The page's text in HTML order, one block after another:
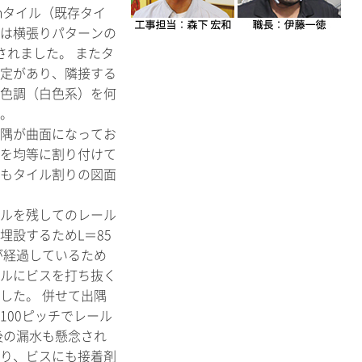
イル（既存タイ
横張りパターンの
れました。 またタ
があり、隣接する
調（白色系）を何
が曲面になってお
均等に割り付けて
タイル割りの図面
を残してのレール
設するためL＝85
過しているため
にビスを打ち抜く
た。 併せて出隅
ピッチでレール
漏水も懸念され
、ビスにも接着剤